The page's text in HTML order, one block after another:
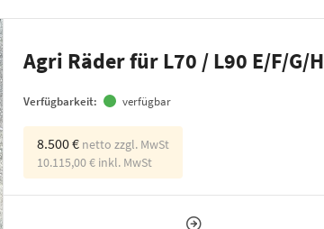
Agri Räder für L70 / L90 E/F/G/H
Verfügbarkeit: verfügbar
8.500 € netto zzgl. MwSt
10.115,00 € inkl. MwSt